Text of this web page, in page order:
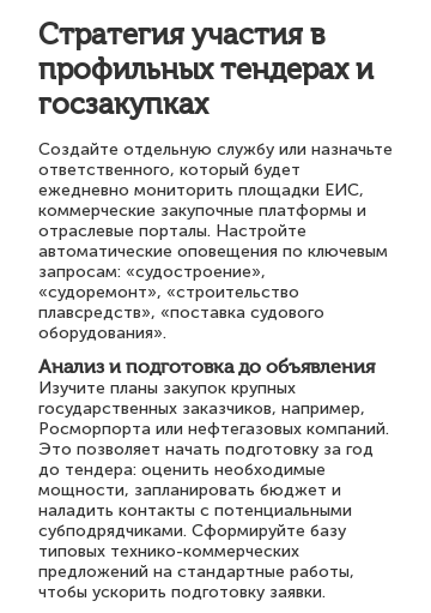
Стратегия участия в
профильных тендерах и
госзакупках
Создайте отдельную службу или назначьте
ответственного, который будет
ежедневно мониторить площадки ЕИС,
коммерческие закупочные платформы и
отраслевые порталы. Настройте
автоматические оповещения по ключевым
запросам: «судостроение»,
«судоремонт», «строительство
плавсредств», «поставка судового
оборудования».
Анализ и подготовка до объявления
Изучите планы закупок крупных
государственных заказчиков, например,
Росморпорта или нефтегазовых компаний.
Это позволяет начать подготовку за год
до тендера: оценить необходимые
мощности, запланировать бюджет и
наладить контакты с потенциальными
субподрядчиками. Сформируйте базу
типовых технико-коммерческих
предложений на стандартные работы,
чтобы ускорить подготовку заявки.